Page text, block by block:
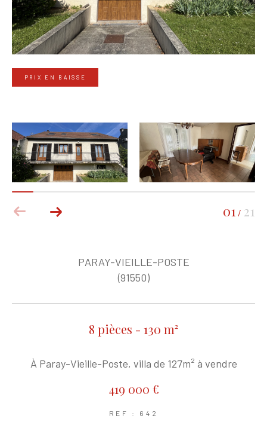
PRIX EN BAISSE
01 / 21
PARAY-VIEILLE-POSTE
(91550)
8 pièces - 130 m²
À Paray-Vieille-Poste, villa de 127m² à vendre
419 000 €
REF : 642